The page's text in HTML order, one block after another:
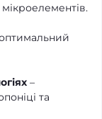
мікроелементів.
–
та